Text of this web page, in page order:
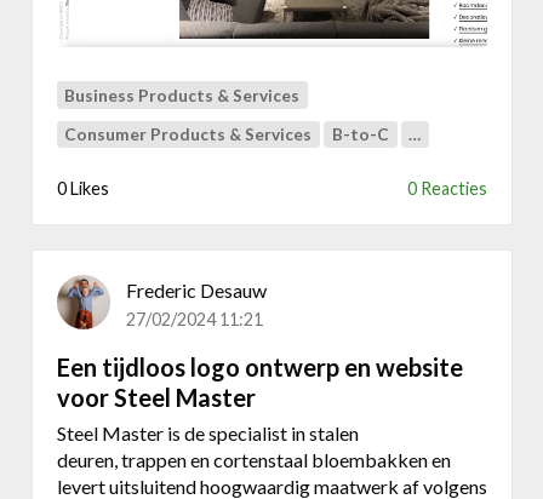
D
e
a
a
i
o
o
i
t
S
c
f
f
e
c
t
Business Products & Services
Consumer Products & Services B-to-C …
0 Likes 0 Reacties
Frederic Desauw
27/02/2024 11:21
Een tijdloos logo ontwerp en website
voor Steel Master
Steel Master is de specialist in stalen
deuren, trappen en cortenstaal bloembakken en
levert uitsluitend hoogwaardig maatwerk af volgens